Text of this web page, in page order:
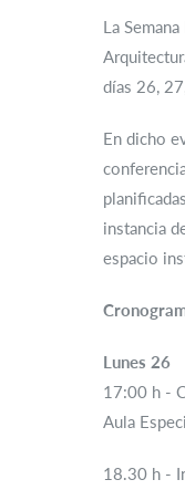
La
días 26,
En dicho
instancia
espacio
Lunes 26
17:00 h -
Aula
18.30 h -